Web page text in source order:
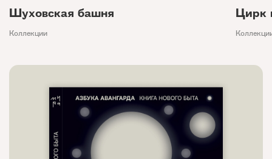
Шуховская башня
Коллекции
Цирк